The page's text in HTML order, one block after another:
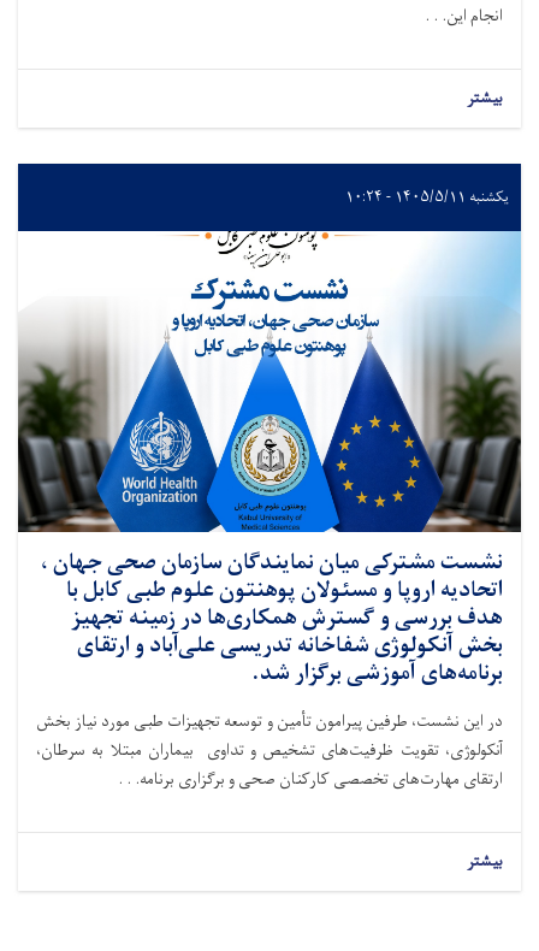
انجام این. . .
بیشتر
یکشنبه ۱۴۰۵/۵/۱۱ - ۱۰:۲۴
نشست مشترکی میان نمایندگان سازمان صحی جهان ،
اتحادیه اروپا و مسئولان پوهنتون علوم طبی کابل با
هدف بررسی و گسترش همکاری‌ها در زمینه تجهیز
بخش آنکولوژی شفاخانه تدریسی علی‌آباد و ارتقای
برنامه‌های آموزشی برگزار شد.
در این نشست، طرفین پیرامون تأمین و توسعه تجهیزات طبی مورد نیاز بخش
آنکولوژی، تقویت ظرفیت‌های تشخیص و تداوی بیماران مبتلا به سرطان،
ارتقای مهارت‌های تخصصی کارکنان صحی و برگزاری برنامه. . .
بیشتر